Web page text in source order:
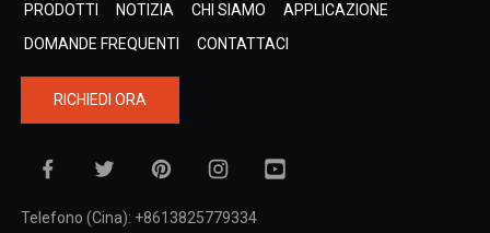
PRODOTTI NOTIZIA CHI SIAMO
APPLICAZIONE
DOMANDE FREQUENTI
CONTATTACI
RICHIEDI ORA
Telefono (Cina): +8613825779334